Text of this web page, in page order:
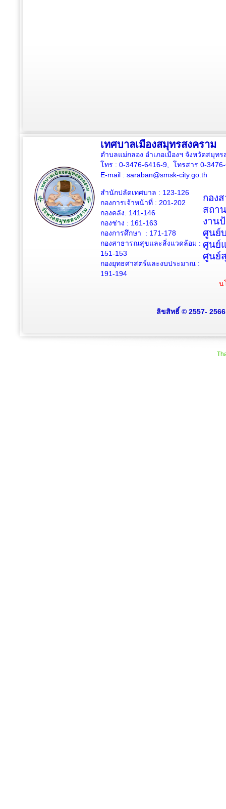
เทศบาลเมืองสมุทรสงคราม
ตำบลแม่กลอง อำเภอเมืองฯ จังหวัดสมุท
โทร : 0-3476-6416-9, โทรสาร 0-
E-mail : saraban@smsk-city.go.th
สำนักปลัดเทศบาล : 123-126
กองการเจ้าหน้าที่ : 201-202
กองคลัง: 141-146
กองช่าง : 161-163
กองการศึกษา : 171-178
กองสาธารณสุขและสิ่งแวดล้อม :
151-153
กองยุทธศาสตร์และงบประมาณ :
191-194
กอง
สถา
งาน
ศูนย์
ศูนย์
ศูนย์
น
ลิขสิทธิ์ © 2557-